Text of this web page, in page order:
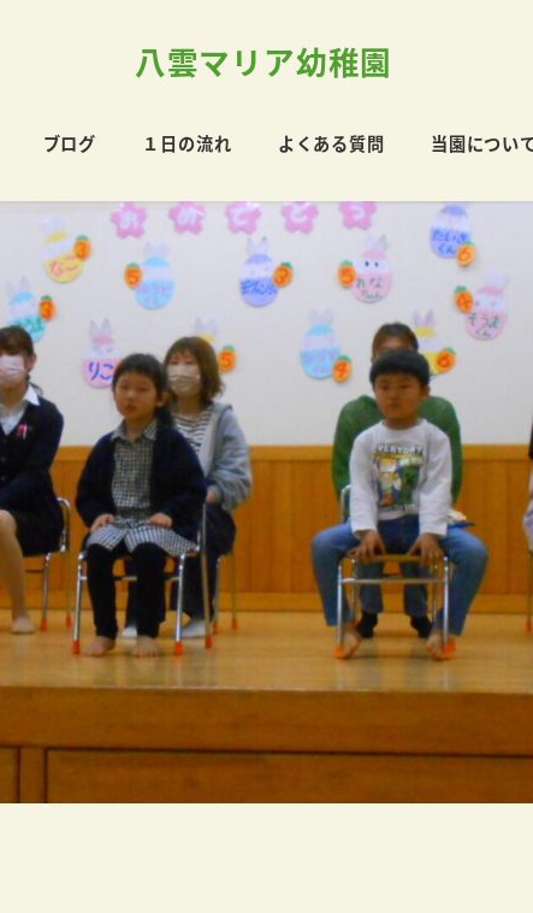
八雲マリア幼稚園
ブログ １日の流れ よくある質問 当園につい